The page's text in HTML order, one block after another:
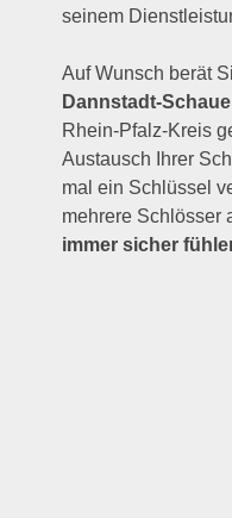
seinem
Auf Wunsch berät
Dannstadt-
Rhein-Pfalz-Kreis
Austausch Ihrer
mal ein Schlüssel
mehrere Schlösser
immer sicher